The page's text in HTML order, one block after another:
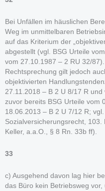
Bei Unfällen im häuslichen
Weg im unmittelbaren
auf das Kriterium der
abgestellt (vgl. BSG Urteile
vom 27.10.1987 – 2 RU 32/
Rechtsprechung gilt jedoch
objektivierten
27.11.2018 – B 2 U 8/17 R und
zuvor bereits BSG Urteile vom
18.06.2013 – B 2 U 7/12 R;
Sozialversicherungsrecht, 103.
Keller, a.a.O., § 8 Rn. 33b ff).
33
c) Ausgehend davon lag hier
das Büro kein Betriebsweg